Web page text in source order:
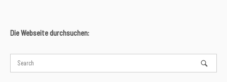
Die Webseite durchsuchen: